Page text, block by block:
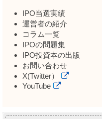
IPO当選実績
運営者の紹介
コラム一覧
IPOの問題集
IPO投資本の出版
お問い合わせ
X(Twitter）
YouTube